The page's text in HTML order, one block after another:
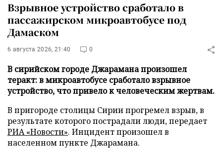
Взрывное устройство сработало в
пассажирском микроавтобусе под
Дамаском
6 августа 2026, 21:40 0
В сирийском городе Джарамана произошел
теракт: в микроавтобусе сработало взрывное
устройство, что привело к человеческим жертвам.
В пригороде столицы Сирии прогремел взрыв, в
результате которого пострадали люди, передает
РИА «Новости». Инцидент произошел в
населенном пункте Джарамана.